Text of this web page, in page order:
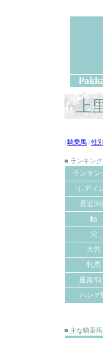
上
騎乗馬 |性別
■ ランキング
ランキン
リ-ディ
最近50
軸
穴
大穴
牝馬
重賞/特
ハンデ
■ 主な騎乗馬